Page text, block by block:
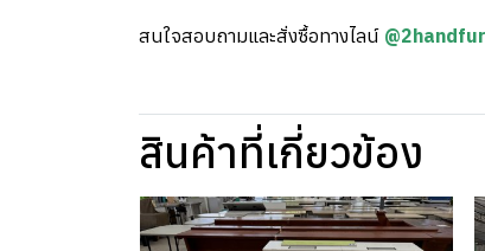
สนใจสอบถามและสั่งซื้อทางไลน์
สินค้าที่เกี่ยวข้อง